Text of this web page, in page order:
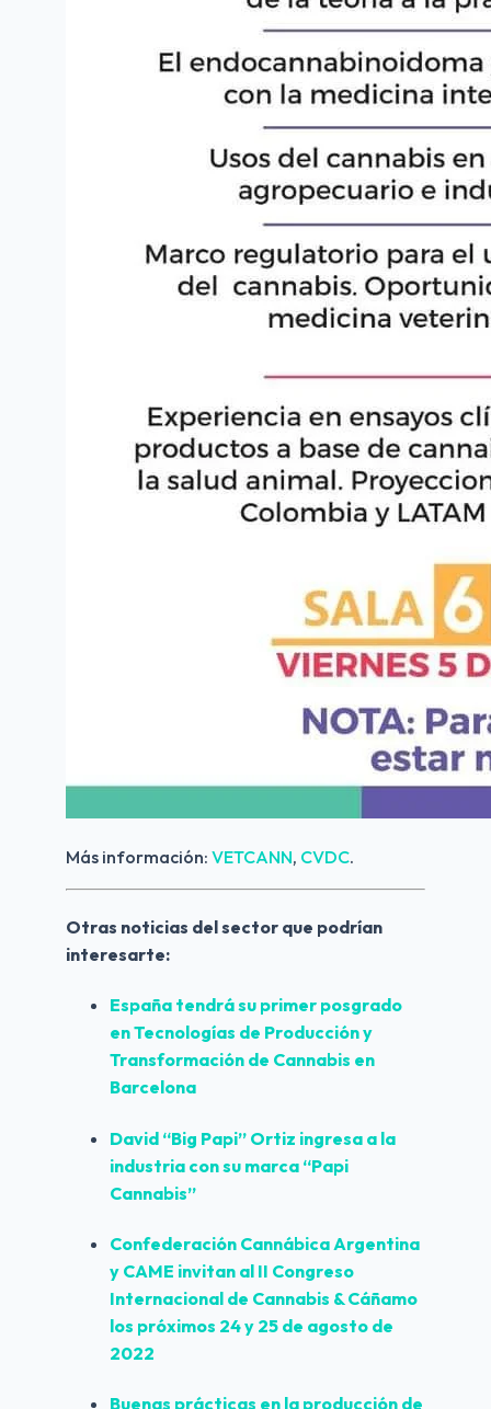
Más información: VETCANN, CVDC.
Otras noticias del sector que podrían
interesarte:
España tendrá su primer posgrado
en Tecnologías de Producción y
Transformación de Cannabis en
Barcelona
David “Big Papi” Ortiz ingresa a la
industria con su marca “Papi
Cannabis”
Confederación Cannábica Argentina
y CAME invitan al II Congreso
Internacional de Cannabis & Cáñamo
los próximos 24 y 25 de agosto de
2022
Buenas prácticas en la producción de